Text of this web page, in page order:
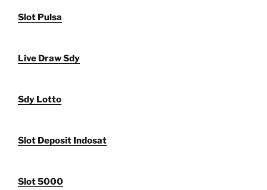
Slot Pulsa
Live Draw Sdy
Sdy Lotto
Slot Deposit Indosat
Slot 5000